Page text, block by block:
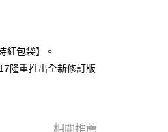
)免運費
紅包袋】。
隆重推出全新修訂版
相關推薦